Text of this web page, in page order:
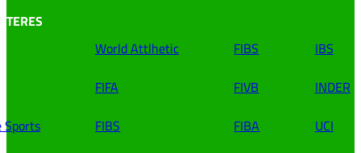
Sports
World Attlhetic
FIFA
FIBS
FIBS
FIVB
FIBA
IBS
INDER
UCI